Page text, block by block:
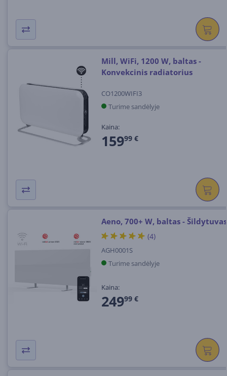
Mill, WiFi, 1200 W, baltas -
Konvekcinis radiatorius
CO1200WIFI3
Turime sandėlyje
Kaina:
15999 €
Aeno, 700+ W, baltas - Šildytuvas
(4)
AGH0001S
Turime sandėlyje
Kaina:
24999 €